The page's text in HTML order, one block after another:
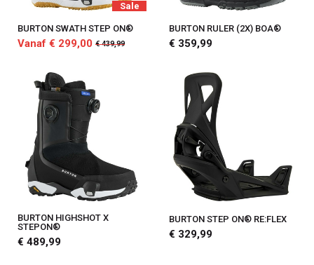
Sale
BURTON SWATH STEP ON®
Vanaf € 299,00 € 439,99
BURTON RULER (2X) BOA®
€ 359,99
BURTON HIGHSHOT X
STEPON®
€ 489,99
BURTON STEP ON® RE:FLEX
€ 329,99